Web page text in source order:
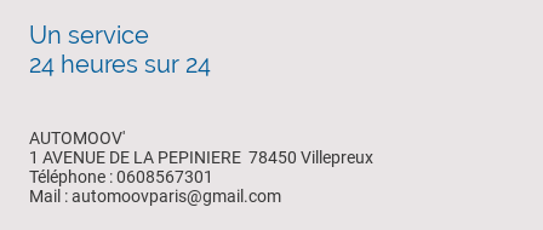
Un service
24 heures sur 24
AUTOMOOV'
1 AVENUE DE LA PEPINIERE 78450 Villepreux
Téléphone : 0608567301
Mail : automoovparis@gmail.com